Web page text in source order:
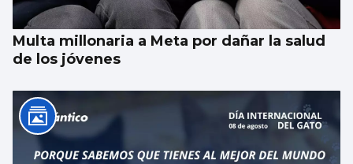
Multa millonaria a Meta por dañar la salud
de los jóvenes